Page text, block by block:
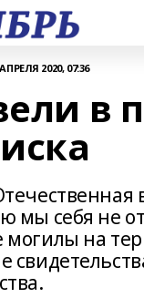
2020, 07:36
в
мы себя не
могилы на